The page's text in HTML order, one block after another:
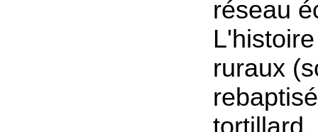
réseau
ruraux